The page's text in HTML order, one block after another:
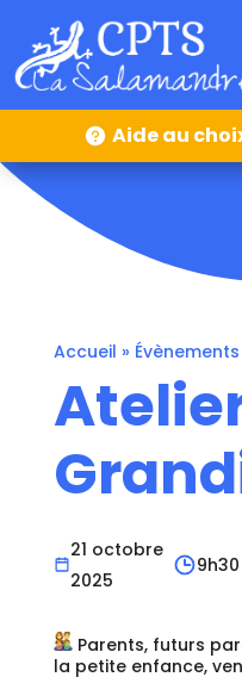
Aide au
Accueil » Évènements
21 octobre
2025
9h30
Parents, futurs
la petite enfance,